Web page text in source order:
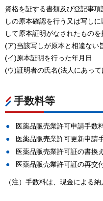
資格を証する書類及び登記事
しの原本確認を行う又は写し
して原本証明がなされたもの
(ア)当該写しが原本と相違ない
(イ)原本証明を行った年月日
(ウ)証明者の氏名(法人にあっ
手数料等
医薬品販売業許可申請手数
医薬品販売業許可更新申請
医薬品販売業許可証の書換
医薬品販売業許可証の再交
（注）手数料は、現金による納